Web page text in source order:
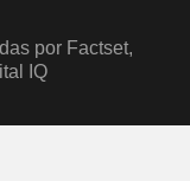
por Factset,
IQ